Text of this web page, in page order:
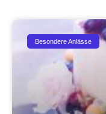
Besondere Anlässe